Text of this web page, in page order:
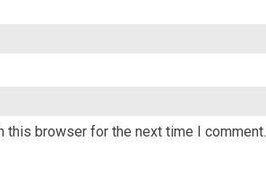
this browser for the next time I comment.